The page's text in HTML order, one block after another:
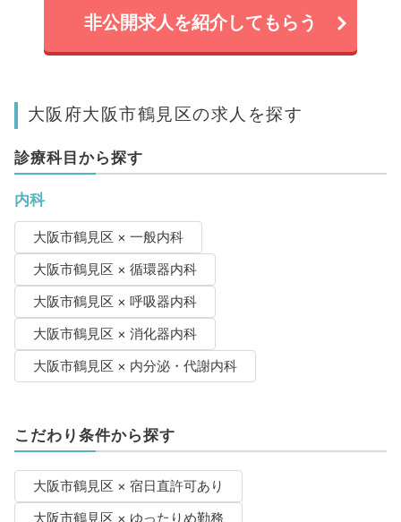
非公開求人を紹介してもらう
大阪府大阪市鶴見区の求人を探す
診療科目から探す
内科
大阪市鶴見区 × 一般内科
大阪市鶴見区 × 循環器内科
大阪市鶴見区 × 呼吸器内科
大阪市鶴見区 × 消化器内科
大阪市鶴見区 × 内分泌・代謝内科
こだわり条件から探す
大阪市鶴見区 × 宿日直許可あり
大阪市鶴見区 × ゆったりめ勤務